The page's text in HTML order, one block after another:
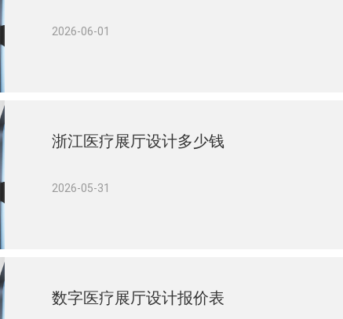
2026-06-01
浙江医疗展厅设计多少钱
2026-05-31
数字医疗展厅设计报价表